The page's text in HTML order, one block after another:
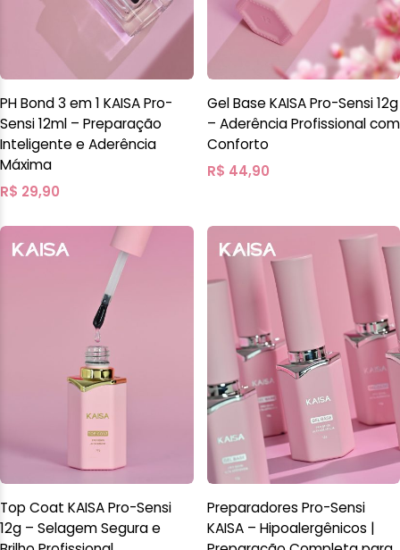
PH Bond 3 em 1 KAISA Pro-
Sensi 12ml – Preparação
Inteligente e Aderência
Máxima
R$ 29,90
Gel Base KAISA Pro-Sensi 12g
– Aderência Profissional com
Conforto
R$ 44,90
Top Coat KAISA Pro-Sensi
12g – Selagem Segura e
Preparadores Pro-Sensi
KAISA – Hipoalergênicos |